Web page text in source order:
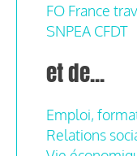
FO France
SNPEA CFDT
et de...
Emploi,
Relations